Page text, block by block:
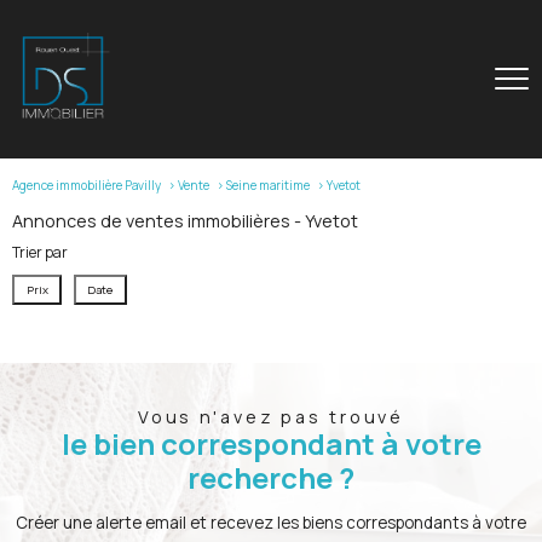
Agence immobilière Pavilly Vente Seine maritime Yvetot
Annonces de ventes immobilières - Yvetot
Trier par
Prix Date
Vous n'avez pas trouvé
le bien correspondant à votre
recherche ?
Créer une alerte email et recevez les biens correspondants à votre